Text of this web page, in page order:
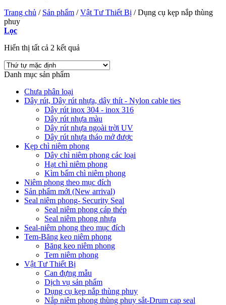
Trang chủ / Sản phẩm / Vật Tư Thiết Bị /Dụng cụ kẹp nắp thùng
phuy
Lọc
Hiển thị tất cả 2 kết quả
Danh mục sản phẩm
Chưa phân loại
Dây rút, Dây rút nhựa, dây thít - Nylon cable ties
Dây rút inox 304 - inox 316
Dây rút nhựa màu
Dây rút nhựa ngoài trời UV
Dây rút nhựa tháo mở được
Kẹp chì niêm phong
Dây chì niêm phong các loại
Hạt chì niêm phong
Kìm bấm chì niêm phong
Niêm phong theo mục đích
Sản phẩm mới (New arrival)
Seal niêm phong- Security Seal
Seal niêm phong cáp thép
Seal niêm phong nhựa
Seal-niêm phong theo mục đích
Tem-Băng keo niêm phong
Băng keo niêm phong
Tem niêm phong
Vật Tư Thiết Bị
Can đựng mẫu
Dịch vụ sản phẩm
Dụng cụ kẹp nắp thùng phuy
Nắp niêm phong thùng phuy sắt-Drum cap seal